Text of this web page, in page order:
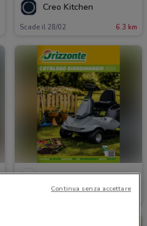
Creo Kitchen
Scade il 28/02 6.3 km
Orizzonte
Continua senza accettare